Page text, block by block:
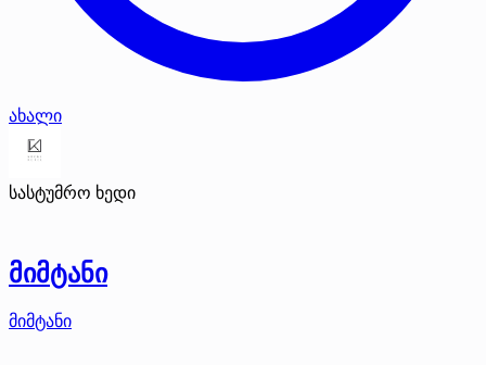
ახალი
სასტუმრო ხედი
მიმტანი
მიმტანი